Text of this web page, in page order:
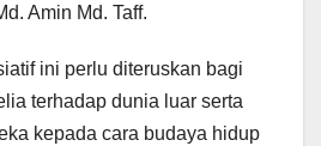
Amin Md. Taff.
ini perlu diteruskan bagi
terhadap dunia luar serta
kepada cara budaya hidup